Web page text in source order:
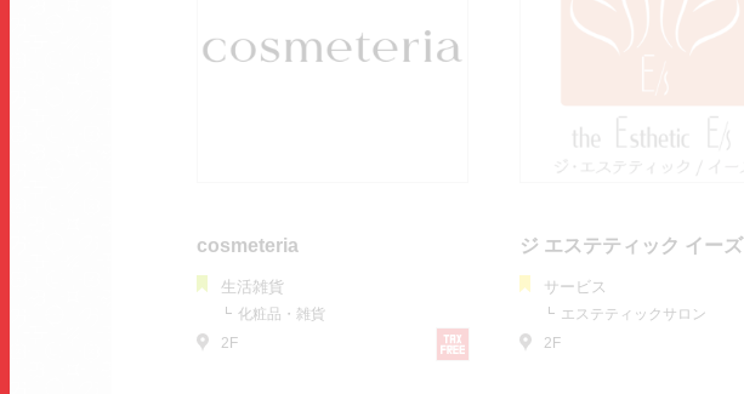
cosmeteria
生活雑貨
化粧品・雑貨
2F
ジ エステティック イーズ
サービス
エステティックサロン
2F